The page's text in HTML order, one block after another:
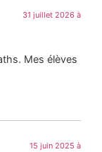
31 juillet 2026 à
Mes élèves
15 juin 2025 à